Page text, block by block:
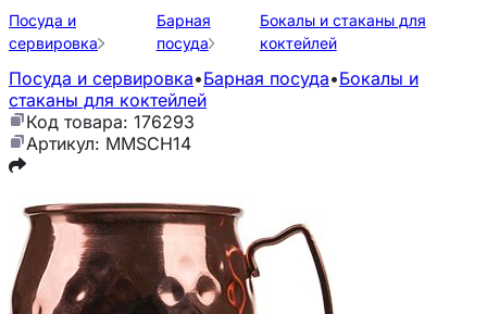
Посуда и
сервировка
Барная
посуда
Бокалы и стаканы для
коктейлей
Посуда и сервировка•Барная посуда•Бокалы и
стаканы для коктейлей
Код товара: 176293
Артикул: MMSCH14